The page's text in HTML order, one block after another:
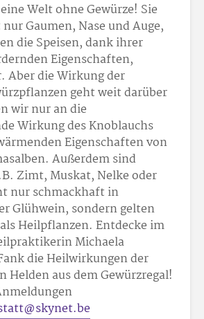
Welt ohne Gewürze! Sie
Gaumen, Nase und Auge,
die Speisen, dank ihrer
Eigenschaften,
Aber die Wirkung der
geht weit darüber
wir nur an die
Wirkung des Knoblauchs
Eigenschaften von
Außerdem sind
Zimt, Muskat, Nelke oder
nur schmackhaft in
Glühwein, sondern gelten
Heilpflanzen. Entdecke im
Michaela
die Heilwirkungen der
Helden aus dem Gewürzregal!